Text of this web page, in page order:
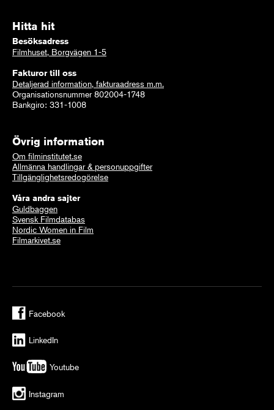
Hitta hit
Besöksadress
Filmhuset, Borgvägen 1-5
Fakturor till oss
Detaljerad information, fakturaadress m.m.
Organisationsnummer 802004-1748
Bankgiro: 331-1008
Övrig information
Om filminstitutet.se
Allmänna handlingar & personuppgifter
Tillgänglighetsredogörelse
Våra andra sajter
Guldbaggen
Svensk Filmdatabas
Nordic Women in Film
Filmarkivet.se
Facebook
LinkedIn
Youtube
Instagram